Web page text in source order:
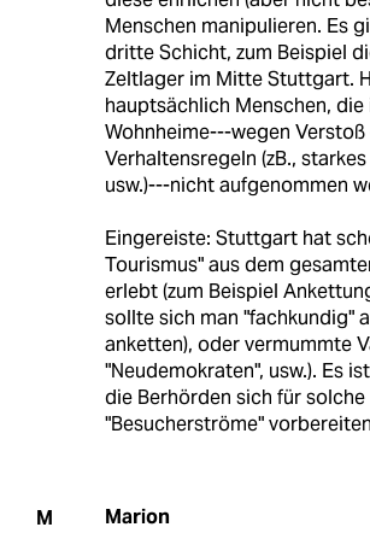
Menschen manipulieren. Es
dritte Schicht, zum Beispiel
Zeltlager im Mitte Stuttgart.
hauptsächlich Menschen, die
Wohnheime---wegen
Verhaltensregeln (zB.,
usw.)---nicht aufgenommen
Eingereiste: Stuttgart hat
Tourismus" aus dem
erlebt (zum Beispiel
sollte sich man "fachkundig"
anketten), oder vermummte
"Neudemokraten", usw.). Es
die Berhörden sich für solche
"Besucherströme"
M Marion